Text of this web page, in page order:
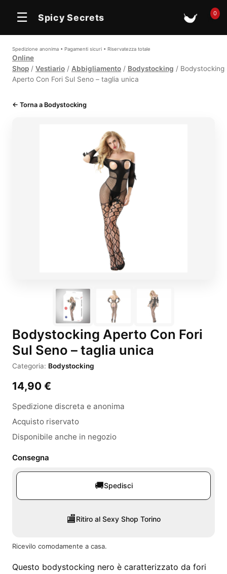
☰ Spicy Secrets 🛒0
Spedizione anonima • Pagamenti sicuri • Riservatezza totale
Online
Shop / Vestiario / Abbigliamento / Bodystocking / Bodystocking
Aperto Con Fori Sul Seno – taglia unica
← Torna a Bodystocking
Bodystocking Aperto Con Fori
Sul Seno – taglia unica
Categoria: Bodystocking
14,90 €
Spedizione discreta e anonima
Acquisto riservato
Disponibile anche in negozio
Consegna
🚚Spedisci
🏬Ritiro al Sexy Shop Torino
Ricevilo comodamente a casa.
Questo bodystocking nero è caratterizzato da fori